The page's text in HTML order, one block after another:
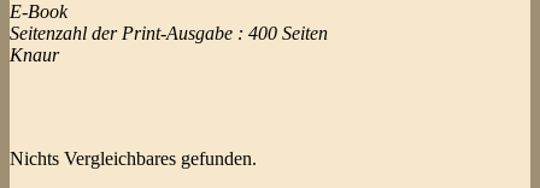
E-Book
Seitenzahl der Print-Ausgabe : 400 Seiten
Knaur
Nichts Vergleichbares gefunden.